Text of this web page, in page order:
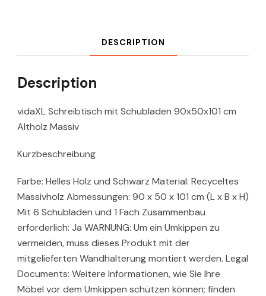
DESCRIPTION
Description
vidaXL Schreibtisch mit Schubladen 90x50x101 cm
Altholz Massiv
Kurzbeschreibung
Farbe: Helles Holz und Schwarz Material: Recyceltes
Massivholz Abmessungen: 90 x 50 x 101 cm (L x B x H)
Mit 6 Schubladen und 1 Fach Zusammenbau
erforderlich: Ja WARNUNG: Um ein Umkippen zu
vermeiden, muss dieses Produkt mit der
mitgelieferten Wandhalterung montiert werden. Legal
Documents: Weitere Informationen, wie Sie Ihre
Möbel vor dem Umkippen schützen können; finden